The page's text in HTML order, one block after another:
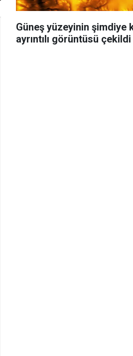
Güneş yüzeyinin şimdiye
ayrıntılı görüntüsü çekildi